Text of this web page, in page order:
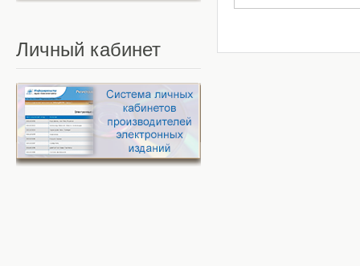
Личный кабинет